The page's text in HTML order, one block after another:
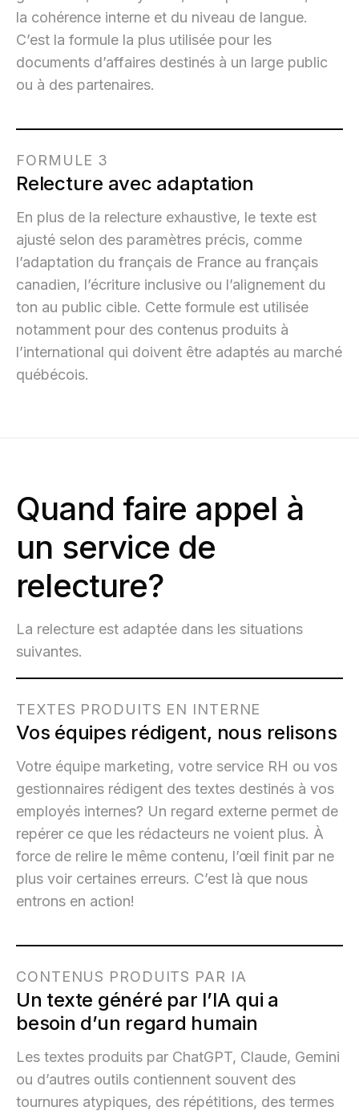
la cohérence interne et du niveau de langue.
C’est la formule la plus utilisée pour les
documents d’affaires destinés à un large public
ou à des partenaires.
FORMULE 3
Relecture avec adaptation
En plus de la relecture exhaustive, le texte est
ajusté selon des paramètres précis, comme
l’adaptation du français de France au français
canadien, l’écriture inclusive ou l’alignement du
ton au public cible. Cette formule est utilisée
notamment pour des contenus produits à
l’international qui doivent être adaptés au marché
québécois.
Quand faire appel à
un service de
relecture?
La relecture est adaptée dans les situations
suivantes.
TEXTES PRODUITS EN INTERNE
Vos équipes rédigent, nous relisons
Votre équipe marketing, votre service RH ou vos
gestionnaires rédigent des textes destinés à vos
employés internes? Un regard externe permet de
repérer ce que les rédacteurs ne voient plus. À
force de relire le même contenu, l’œil finit par ne
plus voir certaines erreurs. C’est là que nous
entrons en action!
CONTENUS PRODUITS PAR IA
Un texte généré par l’IA qui a
besoin d’un regard humain
Les textes produits par ChatGPT, Claude, Gemini
ou d’autres outils contiennent souvent des
tournures atypiques, des répétitions, des termes